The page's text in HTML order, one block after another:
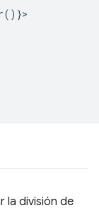
()}
la división de